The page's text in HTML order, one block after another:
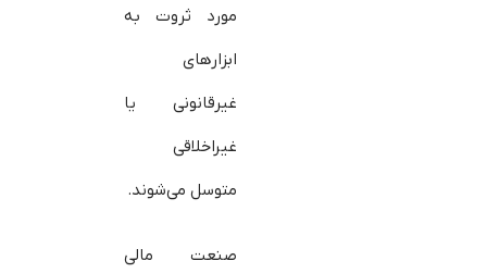
مورد ثروت به
ابزارهای
غیرقانونی یا
غیراخلاقی
متوسل می‌شوند.
صنعت مالی